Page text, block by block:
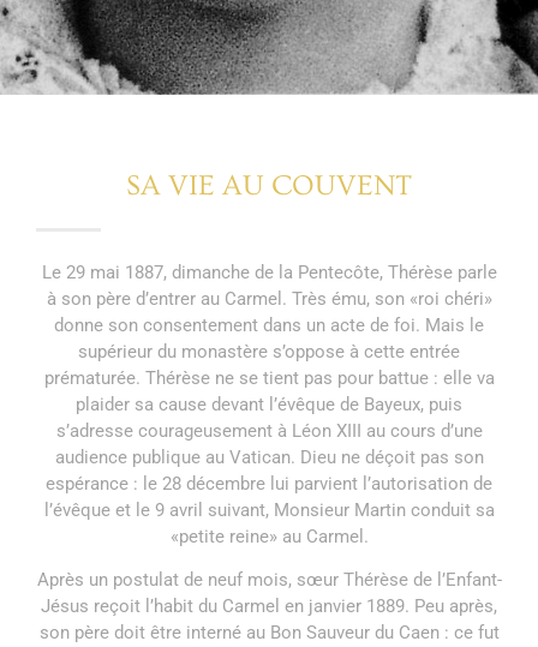
SA VIE AU COUVENT
Le 29 mai 1887, dimanche de la Pentecôte, Thérèse parle
à son père d’entrer au Carmel. Très ému, son «roi chéri»
donne son consentement dans un acte de foi. Mais le
supérieur du monastère s’oppose à cette entrée
prématurée. Thérèse ne se tient pas pour battue : elle va
plaider sa cause devant l’évêque de Bayeux, puis
s’adresse courageusement à Léon XIII au cours d’une
audience publique au Vatican. Dieu ne déçoit pas son
espérance : le 28 décembre lui parvient l’autorisation de
l’évêque et le 9 avril suivant, Monsieur Martin conduit sa
«petite reine» au Carmel.
Après un postulat de neuf mois, sœur Thérèse de l’Enfant-
Jésus reçoit l’habit du Carmel en janvier 1889. Peu après,
son père doit être interné au Bon Sauveur du Caen : ce fut